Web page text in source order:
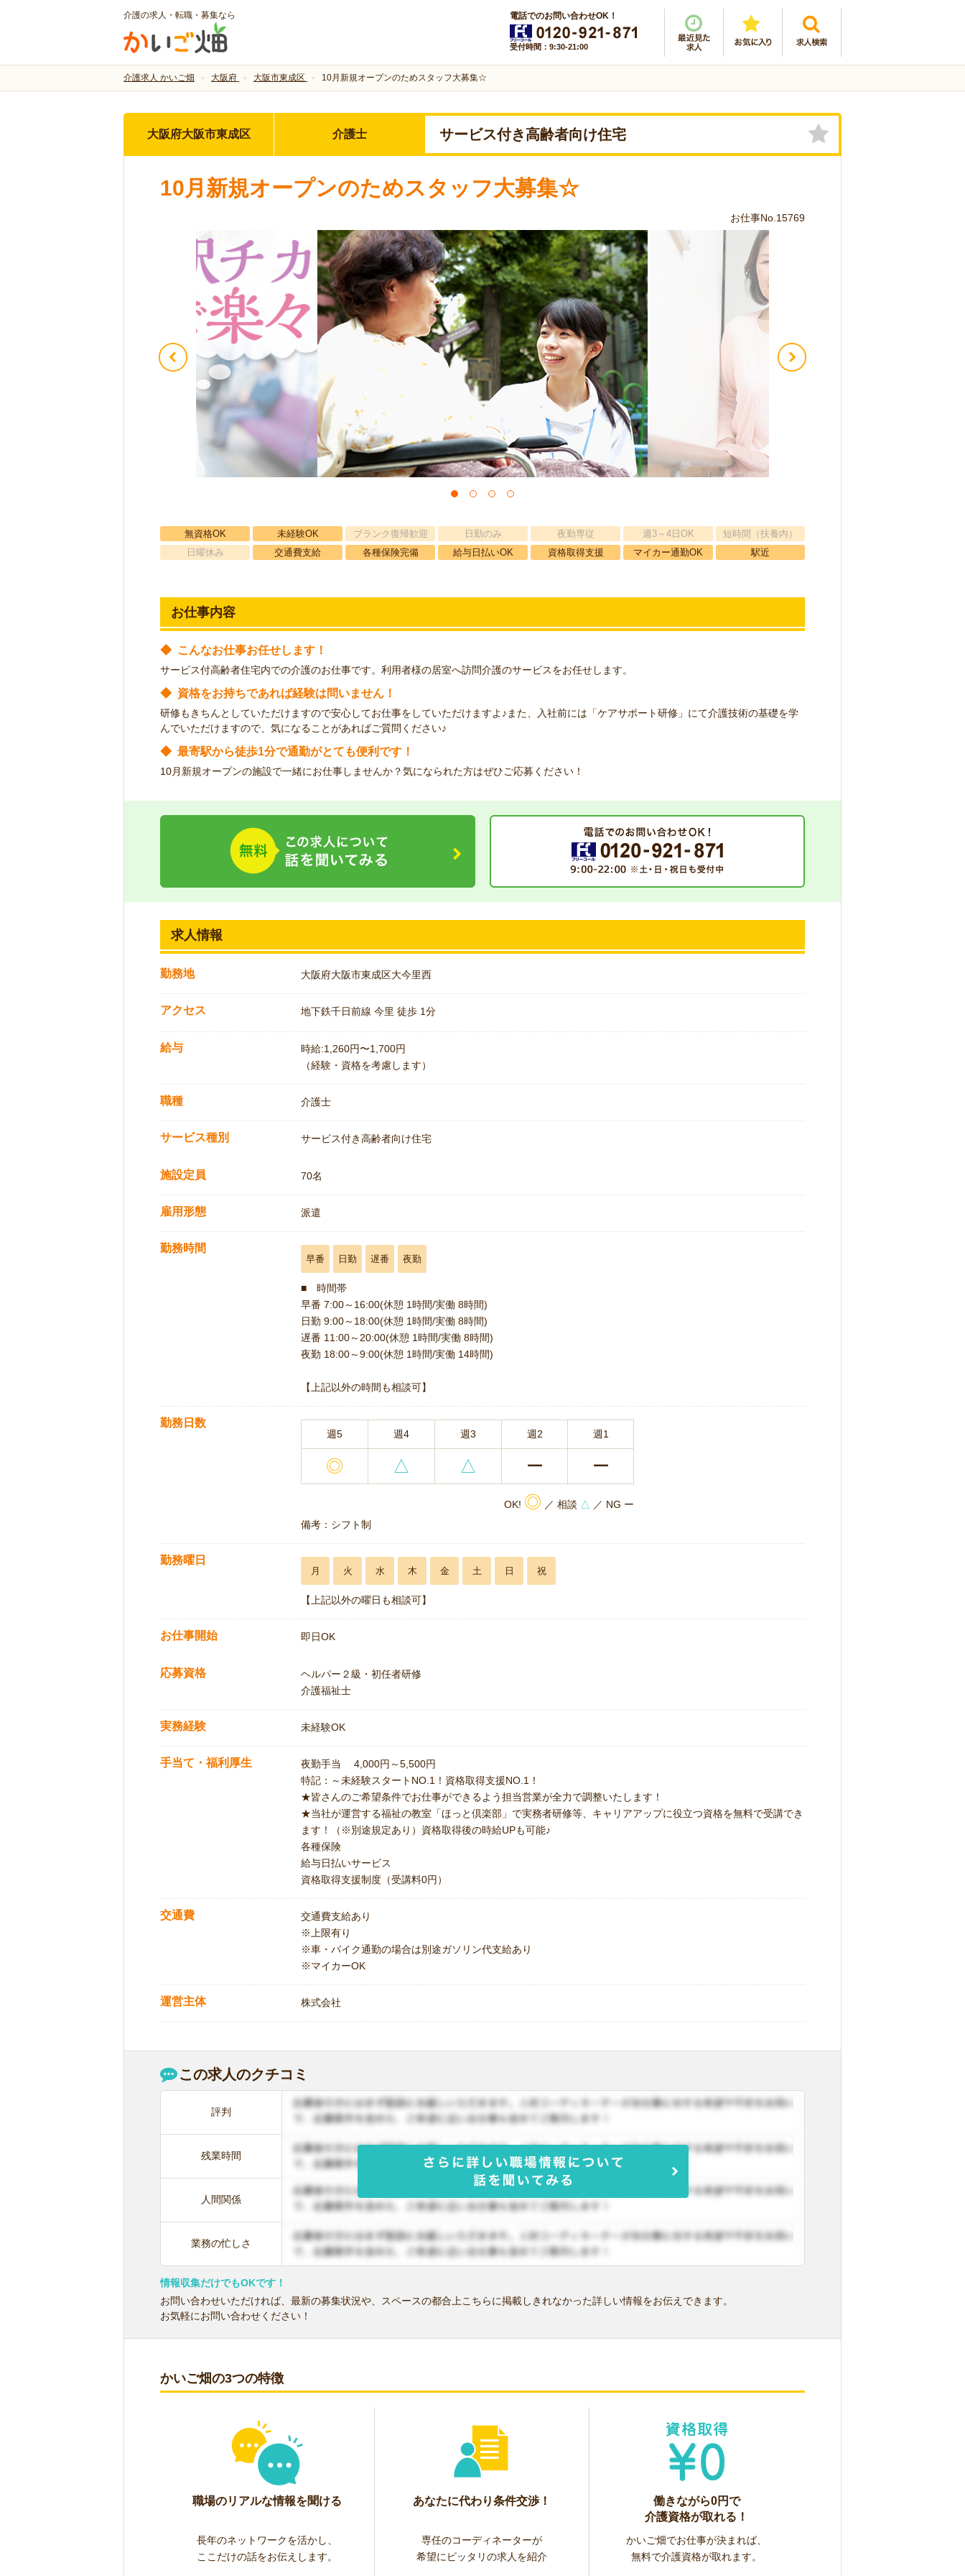
介護の求人・転職・募集なら 電話でのお問い合わせOK！
受付時間：9:30-21:00
介護求人 かいご畑 大阪府 大阪市東成区 10月新規オープンのためスタッフ大募集☆
大阪府大阪市東成区 介護士 サービス付き高齢者向け住宅
10月新規オープンのためスタッフ大募集☆
お仕事No.15769
無資格OK 未経験OK ブランク復帰歓迎 日勤のみ 夜勤専従 週3～4日OK
短時間（扶養内）
日曜休み
交通費支給 各種保険完備 給与日払いOK 資格取得支援 マイカー通勤OK 駅近
お仕事内容
◆ こんなお仕事お任せします！
サービス付高齢者住宅内での介護のお仕事です。利用者様の居室へ訪問介護のサービスをお任せします。
◆ 資格をお持ちであれば経験は問いません！
研修もきちんとしていただけますので安心してお仕事をしていただけますよ♪また、入社前には「ケアサポート研修」にて介護技術の基礎を学
んでいただけますので、気になることがあればご質問ください♪
◆ 最寄駅から徒歩1分で通勤がとても便利です！
10月新規オープンの施設で一緒にお仕事しませんか？気になられた方はぜひご応募ください！
求人情報
勤務地 大阪府大阪市東成区大今里西
アクセス 地下鉄千日前線 今里 徒歩 1分
給与
時給:1,260円〜1,700円
（経験・資格を考慮します）
職種 介護士
サービス種別 サービス付き高齢者向け住宅
施設定員 70名
雇用形態 派遣
勤務時間
早番 日勤 遅番 夜勤
■ 時間帯
早番 7:00～16:00(休憩 1時間/実働 8時間)
日勤 9:00～18:00(休憩 1時間/実働 8時間)
遅番 11:00～20:00(休憩 1時間/実働 8時間)
夜勤 18:00～9:00(休憩 1時間/実働 14時間)
【上記以外の時間も相談可】
勤務日数
週5 週4 週3 週2 週1
◎ △ △ ー ー
OK! ◎ ／ 相談 △ ／ NG ー
備考：シフト制
勤務曜日
月 火 水 木 金 土 日 祝
【上記以外の曜日も相談可】
お仕事開始 即日OK
応募資格
ヘルパー２級・初任者研修
介護福祉士
実務経験 未経験OK
手当て・福利厚生
夜勤手当 4,000円～5,500円
特記：～未経験スタートNO.1！資格取得支援NO.1！
★皆さんのご希望条件でお仕事ができるよう担当営業が全力で調整いたします！
★当社が運営する福祉の教室「ほっと倶楽部」で実務者研修等、キャリアアップに役立つ資格を無料で受講でき
ます！（※別途規定あり）資格取得後の時給UPも可能♪
各種保険
給与日払いサービス
資格取得支援制度（受講料0円）
交通費
交通費支給あり
※上限有り
※車・バイク通勤の場合は別途ガソリン代支給あり
※マイカーOK
運営主体 株式会社
この求人のクチコミ
評判
残業時間
人間関係
業務の忙しさ
情報収集だけでもOKです！
お問い合わせいただければ、最新の募集状況や、スペースの都合上こちらに掲載しきれなかった詳しい情報をお伝えできます。
お気軽にお問い合わせください！
かいご畑の3つの特徴
職場のリアルな情報を聞ける
長年のネットワークを活かし、
ここだけの話をお伝えします。
あなたに代わり条件交渉！
専任のコーディネーターが
希望にピッタリの求人を紹介
働きながら0円で
介護資格が取れる！
かいご畑でお仕事が決まれば、
無料で介護資格が取れます。